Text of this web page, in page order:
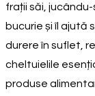
frații săi,
bucurie și îl ajută
durere în suflet,
cheltuielile
produse